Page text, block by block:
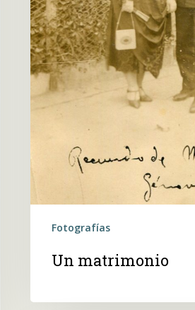
Fotografías
Un matrimonio